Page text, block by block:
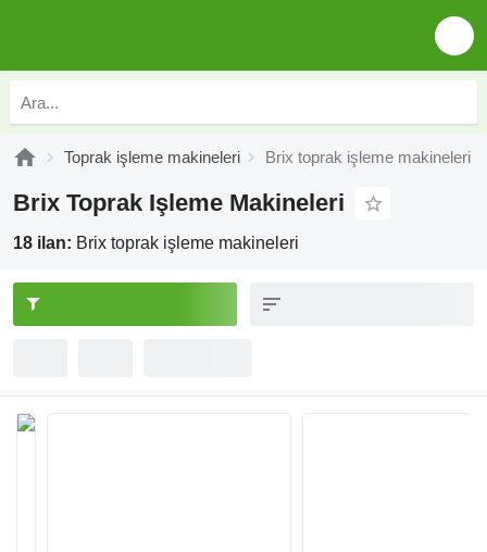
Toprak işleme makineleri Brix toprak işleme makineleri
Brix Toprak Işleme Makineleri
18 ilan: Brix toprak işleme makineleri